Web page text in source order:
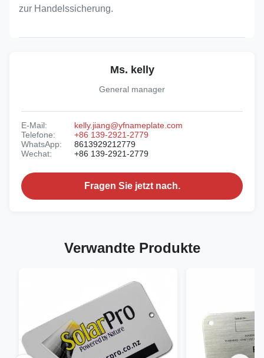
zur Handelssicherung.
Ms. kelly
General manager
E-Mail:
kelly.jiang@yfnameplate.com
Telefone:
+86 139-2921-2779
WhatsApp:
8613929212779
Wechat:
+86 139-2921-2779
Fragen Sie jetzt nach.
Verwandte Produkte